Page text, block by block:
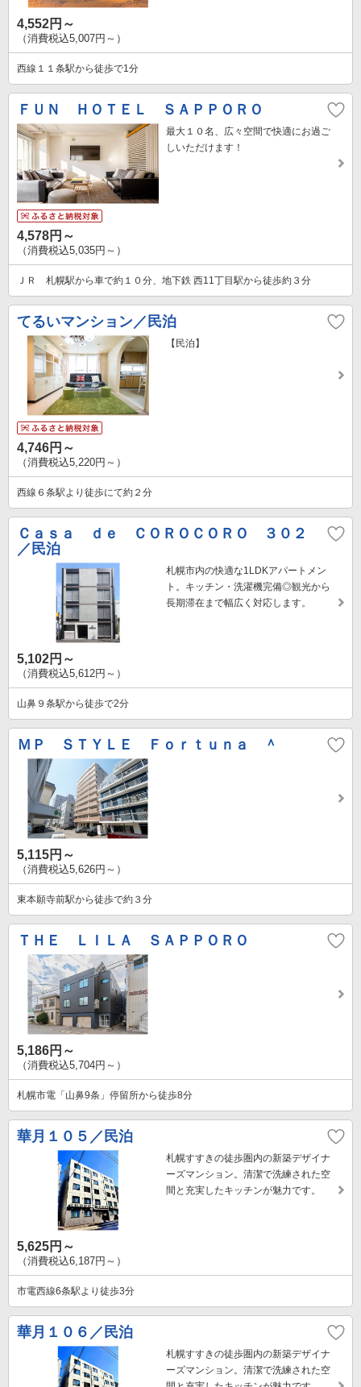
4,552円～
（消費税込5,007円～）
西線１１条駅から徒歩で1分
ＦＵＮ ＨＯＴＥＬ ＳＡＰＰＯＲＯ
最大１０名、広々空間で快適にお過ご
しいただけます！
4,578円～
（消費税込5,035円～）
ＪＲ 札幌駅から車で約１０分、地下鉄 西11丁目駅から徒歩約３分
てるいマンション／民泊
【民泊】
4,746円～
（消費税込5,220円～）
西線６条駅より徒歩にて約２分
Ｃａｓａ ｄｅ ＣＯＲＯＣＯＲＯ ３０２
／民泊
札幌市内の快適な1LDKアパートメン
ト。キッチン・洗濯機完備◎観光から
長期滞在まで幅広く対応します。
5,102円～
（消費税込5,612円～）
山鼻９条駅から徒歩で2分
ＭＰ ＳＴＹＬＥ Ｆｏｒｔｕｎａ ＾
5,115円～
（消費税込5,626円～）
東本願寺前駅から徒歩で約３分
ＴＨＥ ＬＩＬＡ ＳＡＰＰＯＲＯ
5,186円～
（消費税込5,704円～）
札幌市電「山鼻9条」停留所から徒歩8分
華月１０５／民泊
札幌すすきの徒歩圏内の新築デザイナ
ーズマンション。清潔で洗練された空
間と充実したキッチンが魅力です。
5,625円～
（消費税込6,187円～）
市電西線6条駅より徒歩3分
華月１０６／民泊
札幌すすきの徒歩圏内の新築デザイナ
ーズマンション。清潔で洗練された空